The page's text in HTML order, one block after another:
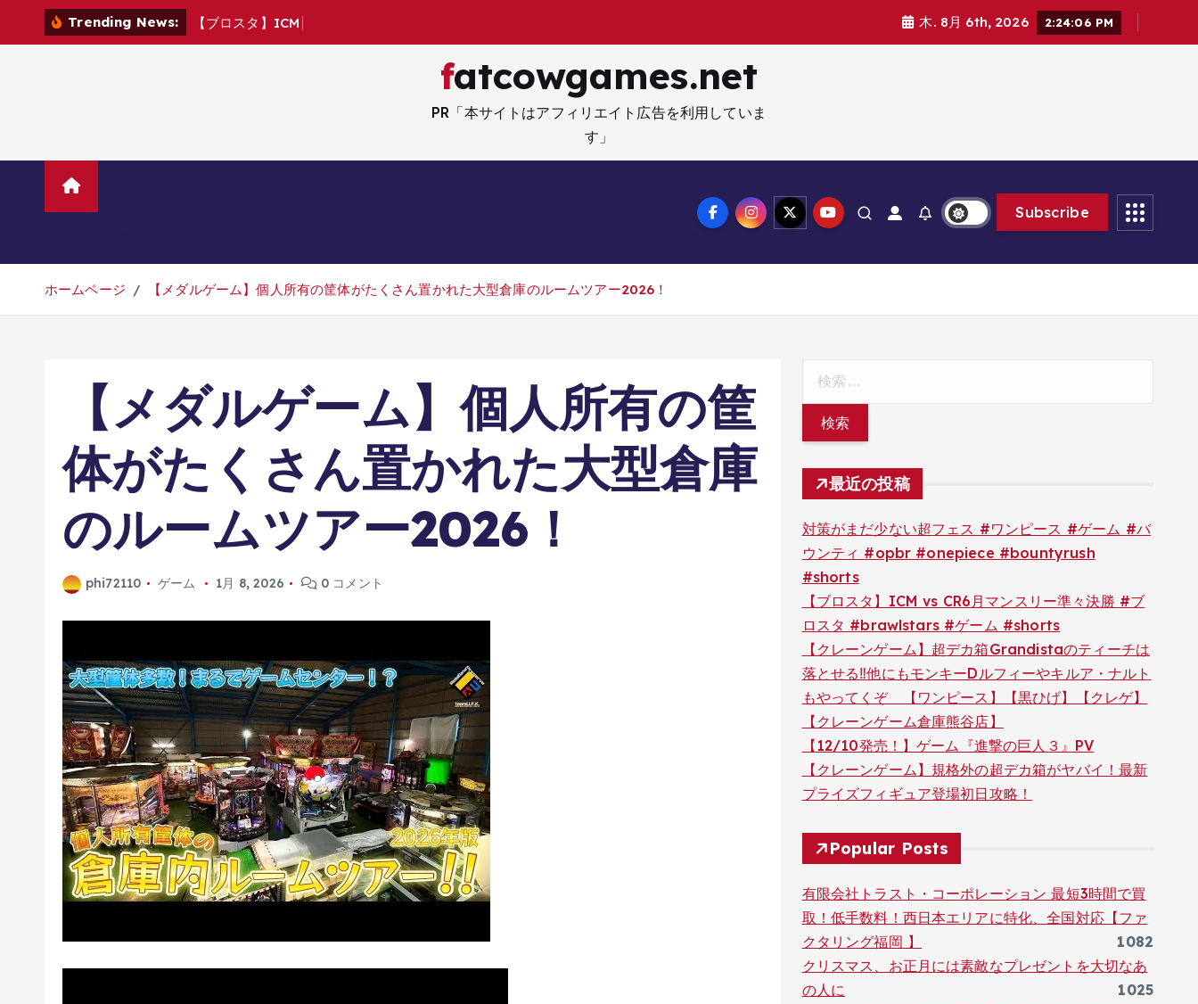
Trending News: 【ブロ ス タ 】 ICM 木. 8月 6th, 2026 2:24:07 PM
fatcowgames.net
PR「本サイトはアフィリエイト広告を利用していま
す」
Subscribe
ホームページ 【メダルゲーム】個人所有の筐体がたくさん置かれた大型倉庫のルームツアー2026！
【メダルゲーム】個人所有の筐
体がたくさん置かれた大型倉庫
のルームツアー2026！
phi72110 ゲーム 1月 8, 2026 0 コメント
最近の投稿
対策がまだ少ない超フェス #ワンピース #ゲーム #バ
ウンティ #opbr #onepiece #bountyrush
#shorts
【ブロスタ】ICM vs CR6月マンスリー準々決勝 #ブ
ロスタ #brawlstars #ゲーム #shorts
【クレーンゲーム】超デカ箱Grandistaのティーチは
落とせる‼︎他にもモンキーDルフィーやキルア・ナルト
もやってくぞ 【ワンピース】【黒ひげ】【クレゲ】
【クレーンゲーム倉庫熊谷店】
【12/10発売！】ゲーム『進撃の巨人３』PV
【クレーンゲーム】規格外の超デカ箱がヤバイ！最新
プライズフィギュア登場初日攻略！
Popular Posts
有限会社トラスト・コーポレーション 最短3時間で買
取！低手数料！西日本エリアに特化、全国対応【ファ
クタリング福岡 】
1082
クリスマス、お正月には素敵なプレゼントを大切なあ
の人に
1025